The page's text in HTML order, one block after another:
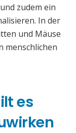
zudem ein
In der
und Mäuse
menschlichen
es